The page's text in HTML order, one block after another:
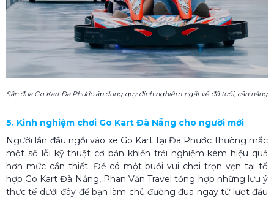
Sân đua Go Kart Đa Phước áp dụng quy định nghiêm ngặt về độ tuổi, cân nặng
5. Kinh nghiệm chơi Go Kart Đà Nẵng cho người mới
Người lần đầu ngồi vào xe Go Kart tại Đa Phước thường mắc
một số lỗi kỹ thuật cơ bản khiến trải nghiệm kém hiệu quả
hơn mức cần thiết. Để có một buổi vui chơi trọn vẹn tại tổ
hợp Go Kart Đà Nẵng, Phan Văn Travel tổng hợp những lưu ý
thực tế dưới đây để bạn làm chủ đường đua ngay từ lượt đầu